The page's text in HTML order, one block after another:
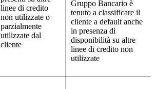
linee di credito
non utilizzate o
parzialmente
utilizzate dal
cliente
Gruppo Bancario è
tenuto a classificare il
cliente a default anche
in presenza di
disponibilità su altre
linee di credito non
utilizzate